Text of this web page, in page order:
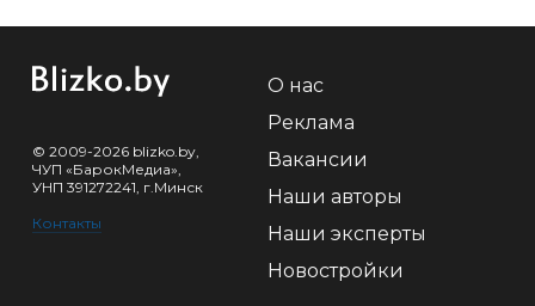
© 2009-2026 blizko.by,
ЧУП «БарокМедиа»,
УНП 391272241, г.Минск
Контакты
О нас
Реклама
Вакансии
Наши авторы
Наши эксперты
Новостройки